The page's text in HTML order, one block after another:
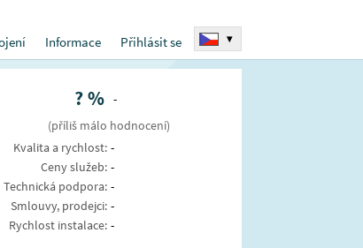
Informace Přihlásit se ▾
?% -
(příliš málo hodnocení)
Kvalita a rychlost: -
Ceny služeb: -
Technická podpora: -
Smlouvy, prodejci: -
Rychlost instalace: -